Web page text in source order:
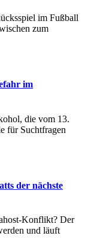
im Fußball
zum
im
die vom 13.
für Suchtfragen
der nächste
Konflikt? Der
und läuft